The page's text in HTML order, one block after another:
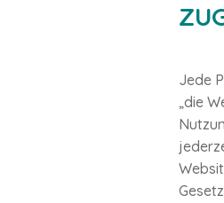
Jede
„die